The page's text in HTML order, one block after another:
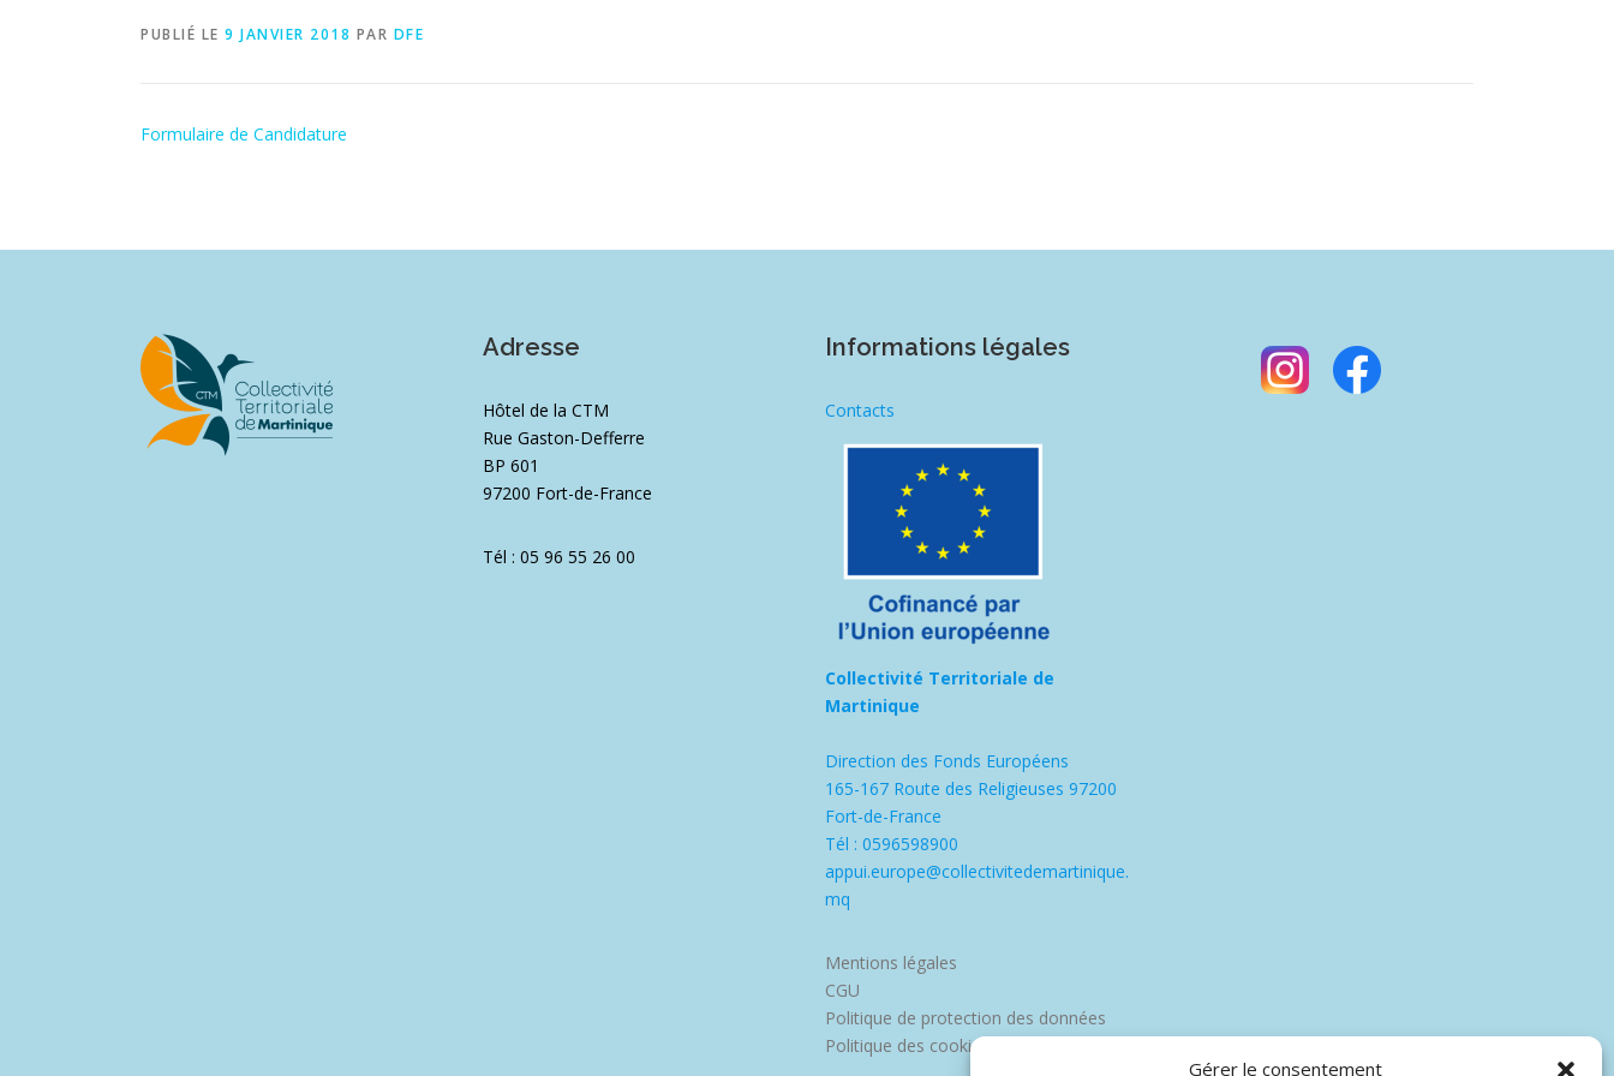
Gérer le consentement
PUBLIÉ LE 9 JANVIER 2018 PAR DFE
Formulaire de Candidature
Adresse
Hôtel de la CTM
Rue Gaston-Defferre
BP 601
97200 Fort-de-France
Tél : 05 96 55 26 00
Informations légales
Contacts
Collectivité Territoriale de
Martinique
Direction des Fonds Européens
165-167 Route des Religieuses 97200
Fort-de-France
Tél : 0596598900
appui.europe@collectivitedemartinique.
mq
Mentions légales
CGU
Politique de protection des données
Politique des cookies